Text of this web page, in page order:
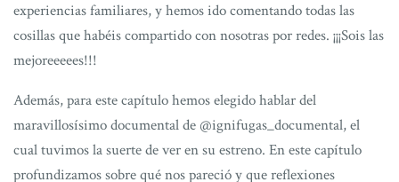
experiencias familiares, y hemos ido comentando todas las
cosillas que habéis compartido con nosotras por redes. ¡¡¡Sois las
mejoreeeees!!!
Además, para este capítulo hemos elegido hablar del
maravillosísimo documental de @ignifugas_documental, el
cual tuvimos la suerte de ver en su estreno. En este capítulo
profundizamos sobre qué nos pareció y que reflexiones